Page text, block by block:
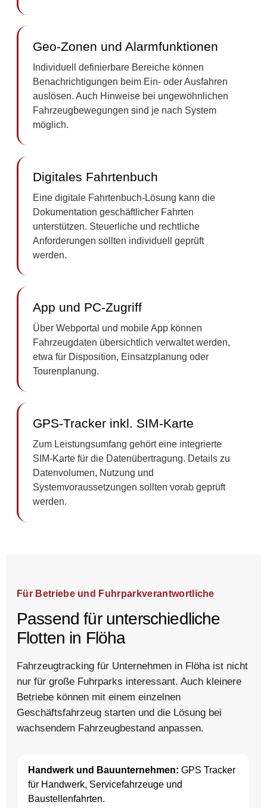
Geo-Zonen und Alarmfunktionen
Individuell definierbare Bereiche können
Benachrichtigungen beim Ein- oder Ausfahren
auslösen. Auch Hinweise bei ungewöhnlichen
Fahrzeugbewegungen sind je nach System
möglich.
Digitales Fahrtenbuch
Eine digitale Fahrtenbuch-Lösung kann die
Dokumentation geschäftlicher Fahrten
unterstützen. Steuerliche und rechtliche
Anforderungen sollten individuell geprüft
werden.
App und PC-Zugriff
Über Webportal und mobile App können
Fahrzeugdaten übersichtlich verwaltet werden,
etwa für Disposition, Einsatzplanung oder
Tourenplanung.
GPS-Tracker inkl. SIM-Karte
Zum Leistungsumfang gehört eine integrierte
SIM-Karte für die Datenübertragung. Details zu
Datenvolumen, Nutzung und
Systemvoraussetzungen sollten vorab geprüft
werden.
Für Betriebe und Fuhrparkverantwortliche
Passend für unterschiedliche
Flotten in Flöha
Fahrzeugtracking für Unternehmen in Flöha ist nicht
nur für große Fuhrparks interessant. Auch kleinere
Betriebe können mit einem einzelnen
Geschäftsfahrzeug starten und die Lösung bei
wachsendem Fahrzeugbestand anpassen.
Handwerk und Bauunternehmen: GPS Tracker
für Handwerk, Servicefahrzeuge und
Baustellenfahrten.